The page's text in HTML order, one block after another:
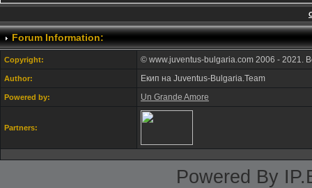
Forum Information:
Copyright: © www.juventus-bulgaria.com 2006 - 2021.
Author: Екип на Juventus-Bulgaria.Team
Powered by: Un Grande Amore
Partners:
Powered By